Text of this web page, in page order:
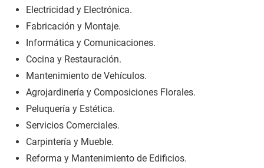
Electricidad y Electrónica.
Fabricación y Montaje.
Informática y Comunicaciones.
Cocina y Restauración.
Mantenimiento de Vehículos.
Agrojardinería y Composiciones Florales.
Peluquería y Estética.
Servicios Comerciales.
Carpintería y Mueble.
Reforma y Mantenimiento de Edificios.